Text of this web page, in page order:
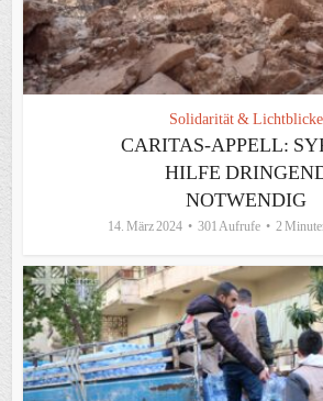
Solidarität & Lichtblicke
CARITAS-APPELL:
HILFE
NOTWENDIG
14. März 2024 301 Aufrufe 2